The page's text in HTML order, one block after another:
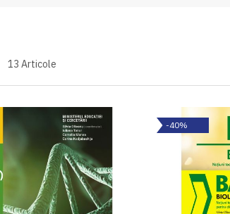
13 Articole
-40%